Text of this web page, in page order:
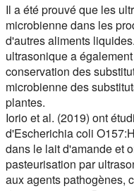
Il a été prouvé que les
microbienne dans les
d'autres aliments
ultrasonique a
conservation des
microbienne des
plantes.
Iorio et al. (2019) ont
d'Escherichia coli
dans le lait d'amande et
pasteurisation par
aux agents pathogènes,